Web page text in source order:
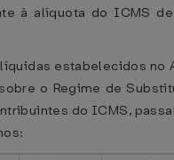
à alíquota do ICMS
líquidas estabelecidos
o Regime de
do ICMS,